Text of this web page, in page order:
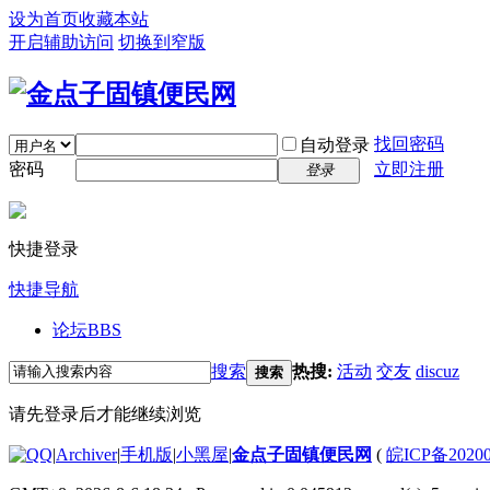
设为首页收藏本站
开启辅助访问 切换到窄版
自动登录 找回密码
密码
登录 立即注册
快捷登录
快捷导航
论坛BBS
搜索 搜索 热搜: 活动 交友 discuz
请先登录后才能继续浏览
|Archiver|手机版|小黑屋|金点子固镇便民网 ( 皖ICP备